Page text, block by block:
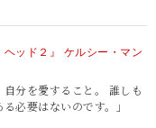
ッド２』 ケルシー・マン
自分を愛すること。 誰しも
必要はないのです。」